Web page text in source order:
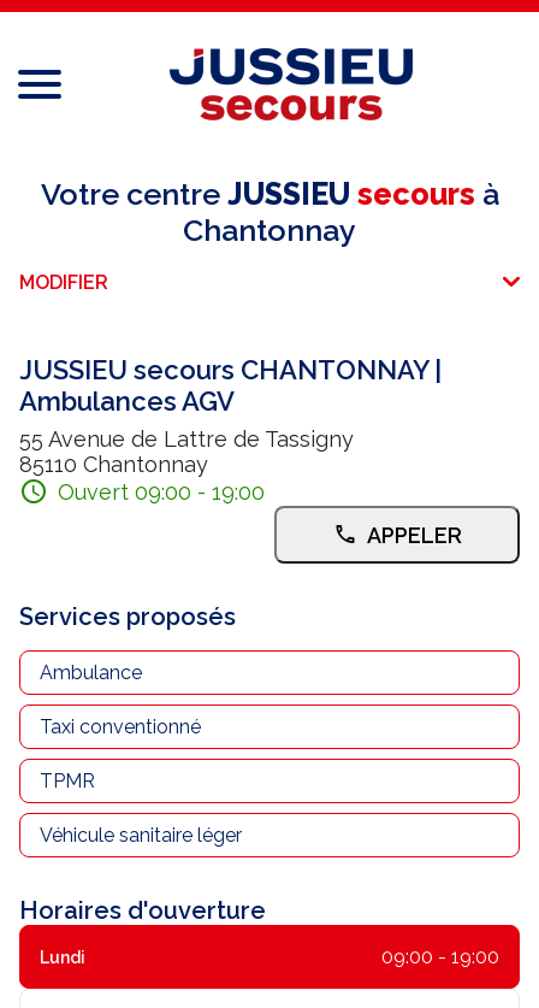
Menu
Réseau national
Services aux professionnels
Espace adhérent
E-paiement
Trouver un centre JUSSIEU
Votre centre JUSSIEU secours à
Chantonnay
MODIFIER
JUSSIEU secours CHANTONNAY |
Ambulances AGV
55 Avenue de Lattre de Tassigny
85110 Chantonnay
Ouvert 09:00 - 19:00
APPELER
Services proposés
Ambulance
Taxi conventionné
TPMR
Véhicule sanitaire léger
Horaires d'ouverture
Lundi 09:00 - 19:00